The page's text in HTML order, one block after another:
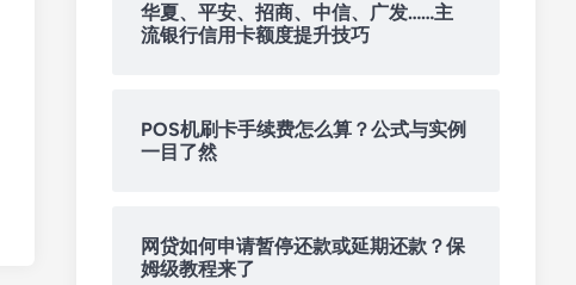
华夏、平安、招商、中信、广发……主
流银行信用卡额度提升技巧
POS机刷卡手续费怎么算？公式与实例
一目了然
网贷如何申请暂停还款或延期还款？保
姆级教程来了